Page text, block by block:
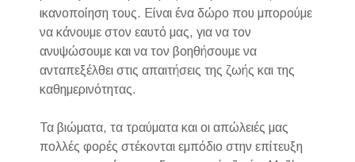
ικανοποίηση τους. Είναι ένα δώρο που μπορούμε
να κάνουμε στον εαυτό μας, για να τον
ανυψώσουμε και να τον βοηθήσουμε να
ανταπεξέλθει στις απαιτήσεις της ζωής και της
καθημερινότητας.
Τα βιώματα, τα τραύματα και οι απώλειές μας
πολλές φορές στέκονται εμπόδιο στην επίτευξη